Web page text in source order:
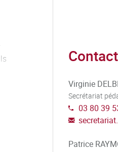
aux fonctions de DPO pour
aux fonctions de DPO
combinent des cours
Virginie
Secrétariat
03 80 39
Patrice